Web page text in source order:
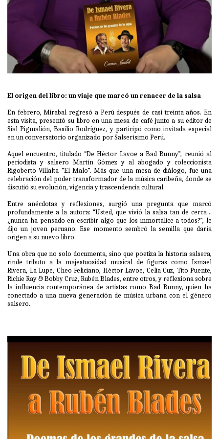
El origen del libro: un viaje que marcó un renacer de la salsa
En febrero, Mirabal regresó a Perú después de casi treinta años. En
esta visita, presentó su libro en una mesa de café junto a su editor de
Sial Pigmalión, Basilio Rodríguez, y participó como invitada especial
en un conversatorio organizado por Salserísimo Perú.
Aquel encuentro, titulado “De Héctor Lavoe a Bad Bunny”, reunió al
periodista y salsero Martín Gómez y al abogado y coleccionista
Rigoberto Villalta “El Malo”. Más que una mesa de diálogo, fue una
celebración del poder transformador de la música caribeña, donde se
discutió su evolución, vigencia y trascendencia cultural.
Entre anécdotas y reflexiones, surgió una pregunta que marcó
profundamente a la autora: “Usted, que vivió la salsa tan de cerca…
¿nunca ha pensado en escribir algo que los inmortalice a todos?”, le
dijo un joven peruano. Ese momento sembró la semilla que daría
origen a su nuevo libro.
Una obra que no solo documenta, sino que poetiza la historia salsera,
rinde tributo a la majestuosidad musical de figuras como Ismael
Rivera, La Lupe, Cheo Feliciano, Héctor Lavoe, Celia Cuz, Tito Puente,
Richie Ray & Bobby Cruz, Rubén Blades, entre otros, y reflexiona sobre
la influencia contemporánea de artistas como Bad Bunny, quien ha
conectado a una nueva generación de música urbana con el género
salsero.